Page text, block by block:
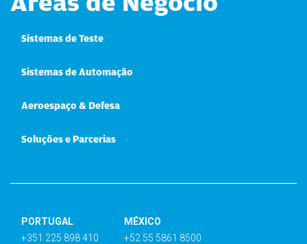
Sistemas de Teste
Sistemas de Automação
Aeroespaço & Defesa
Soluções e Parcerias
PORTUGAL
+351 225 898 410
MÉXICO
+52 55 5861 8500